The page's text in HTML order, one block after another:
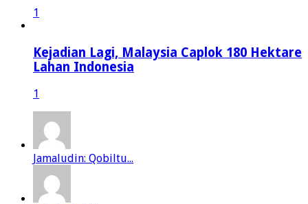
1
Kejadian Lagi, Malaysia Caplok 180 Hektare
Lahan Indonesia
1
Jamaludin: Qobiltu...